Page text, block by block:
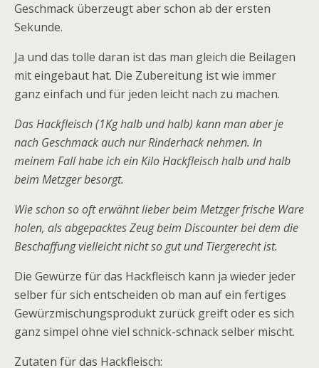
Geschmack überzeugt aber schon ab der ersten
Sekunde.
Ja und das tolle daran ist das man gleich die Beilagen
mit eingebaut hat. Die Zubereitung ist wie immer
ganz einfach und für jeden leicht nach zu machen.
Das Hackfleisch (1Kg halb und halb) kann man aber je
nach Geschmack auch nur Rinderhack nehmen. In
meinem Fall habe ich ein Kilo Hackfleisch halb und halb
beim Metzger besorgt.
Wie schon so oft erwähnt lieber beim Metzger frische Ware
holen, als abgepacktes Zeug beim Discounter bei dem die
Beschaffung vielleicht nicht so gut und Tiergerecht ist.
Die Gewürze für das Hackfleisch kann ja wieder jeder
selber für sich entscheiden ob man auf ein fertiges
Gewürzmischungsprodukt zurück greift oder es sich
ganz simpel ohne viel schnick-schnack selber mischt.
Zutaten für das Hackfleisch: